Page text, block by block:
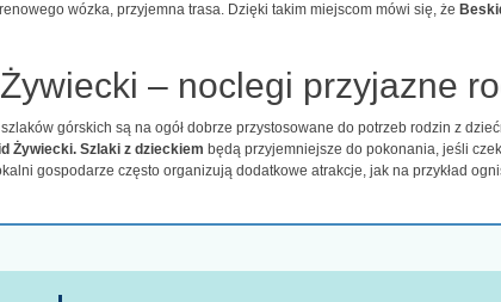
wózka, przyjemna trasa. Dzięki takim miejscom mówi się, że
– noclegi przyjazne
górskich są na ogół dobrze przystosowane do potrzeb rodzin z
Żywiecki. Szlaki z dzieckiem będą przyjemniejsze do pokonania, jeśli
gospodarze często organizują dodatkowe atrakcje, jak na przykład